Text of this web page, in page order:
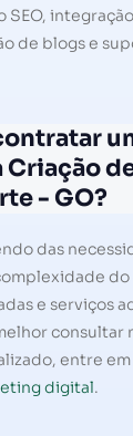
de blogs e
- GO?
das
do
e serviços
consultar
entre
digital.